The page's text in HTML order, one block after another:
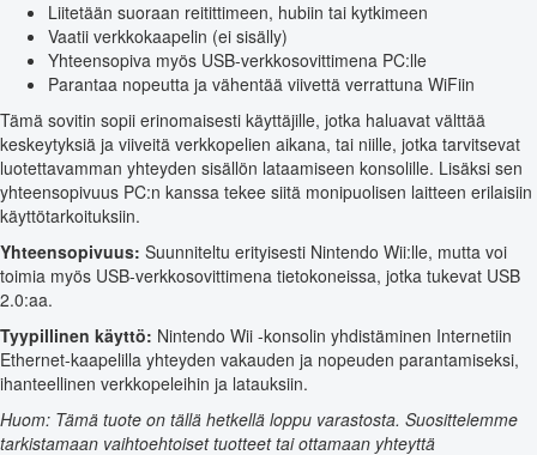
Liitetään suoraan reitittimeen, hubiin tai kytkimeen
Vaatii verkkokaapelin (ei sisälly)
Yhteensopiva myös USB-verkkosovittimena PC:lle
Parantaa nopeutta ja vähentää viivettä verrattuna WiFiin
Tämä sovitin sopii erinomaisesti käyttäjille, jotka haluavat välttää
keskeytyksiä ja viiveitä verkkopelien aikana, tai niille, jotka tarvitsevat
luotettavamman yhteyden sisällön lataamiseen konsolille. Lisäksi sen
yhteensopivuus PC:n kanssa tekee siitä monipuolisen laitteen erilaisiin
käyttötarkoituksiin.
Yhteensopivuus: Suunniteltu erityisesti Nintendo Wii:lle, mutta voi
toimia myös USB-verkkosovittimena tietokoneissa, jotka tukevat USB
2.0:aa.
Tyypillinen käyttö: Nintendo Wii -konsolin yhdistäminen Internetiin
Ethernet-kaapelilla yhteyden vakauden ja nopeuden parantamiseksi,
ihanteellinen verkkopeleihin ja latauksiin.
Huom: Tämä tuote on tällä hetkellä loppu varastosta. Suosittelemme
tarkistamaan vaihtoehtoiset tuotteet tai ottamaan yhteyttä